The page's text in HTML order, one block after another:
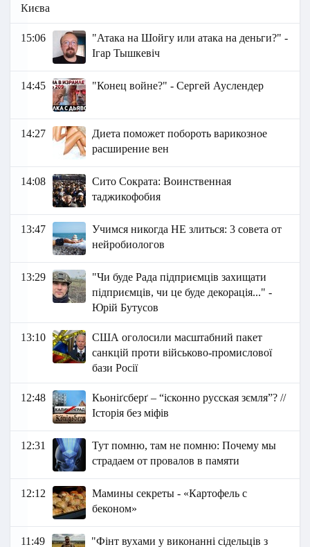
Києва
15:06
"Атака на Шойгу или атака на деньги?" -
Ігар Тышкевіч
14:45 "Конец войне?" - Сергей Ауслендер
14:27
Диета поможет побороть варикозное
расширение вен
14:08
Сито Сократа: Воинственная
таджикофобия
13:47
Учимся никогда НЕ злиться: 3 совета от
нейробиологов
13:29
"Чи буде Рада підприємців захищати
підприємців, чи це буде декорація..." -
Юрій Бутусов
13:10
США оголосили масштабний пакет
санкцій проти військово-промислової
бази Росії
12:48
Кьоніґсберґ – “ісконно русская зємля”? //
Історія без міфів
12:31
Тут помню, там не помню: Почему мы
страдаем от провалов в памяти
12:12
Мамины секреты - «Картофель с
беконом»
11:49 "Фінт вухами у виконанні сідельців з